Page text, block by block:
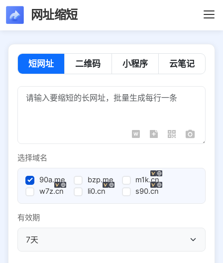
网址缩短
短网址 二维码 小程序 云笔记
选择域名
90a.me bzp.me
m1k.cn
w7z.cn
li0.cn s90.cn
有效期